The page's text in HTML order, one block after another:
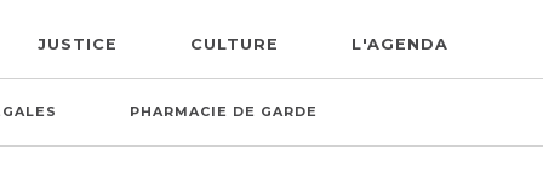
JUSTICE CULTURE L'AGENDA
PHARMACIE DE GARDE